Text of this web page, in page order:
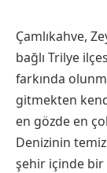
Çamlıkahve,
bağlı Trilye
farkında
gitmekten
en gözde en
Denizinin
şehir içinde